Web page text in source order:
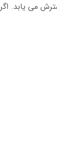
می یابد. اگر